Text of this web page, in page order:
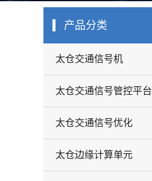
产品分类
太仓交通信号机
太仓交通信号管控平台
太仓交通信号优化
太仓边缘计算单元